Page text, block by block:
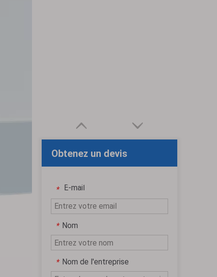
Obtenez un devis
personnalisé gratuit
* E-mail
* Nom
* Nom de l'entreprise